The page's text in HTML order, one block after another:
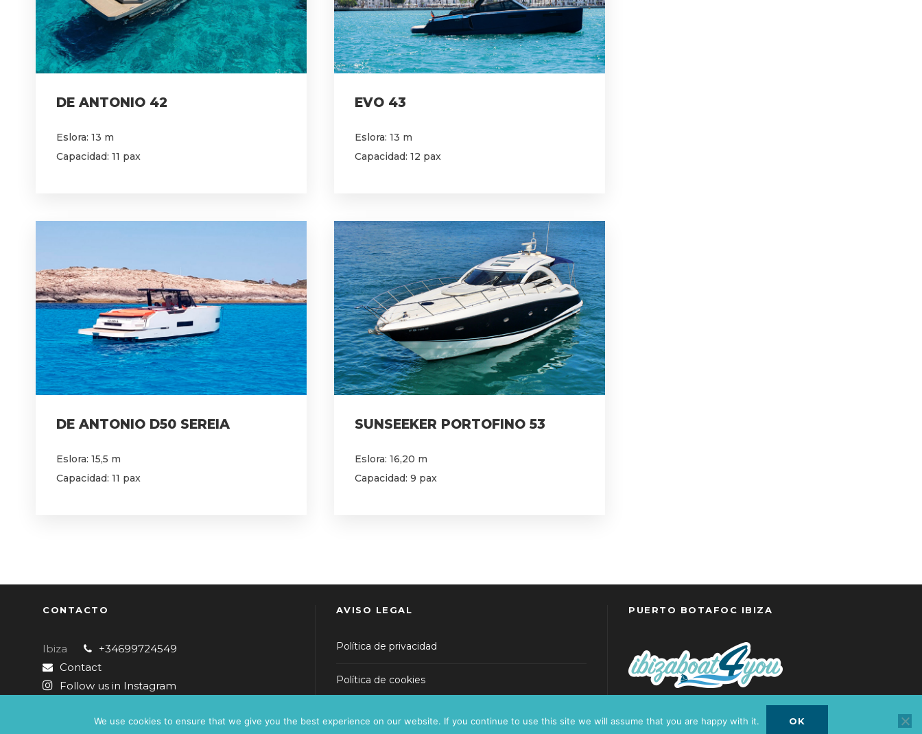
DE ANTONIO 42
Eslora: 13 m
Capacidad: 11 pax
EVO 43
Eslora: 13 m
Capacidad: 12 pax
DE ANTONIO D50 SEREIA
Eslora: 15,5 m
Capacidad: 11 pax
SUNSEEKER PORTOFINO 53
Eslora: 16,20 m
Capacidad: 9 pax
CONTACTO
Ibiza
+34699724549
Contact
Follow us in Instagram
2026 IBIZABOAT4YOU
AVISO LEGAL
Política de privacidad
Política de cookies
PUERTO BOTAFOC IBIZA
We use cookies to ensure that we give you the best experience on our website. If you continue to use this site we will assume that you are happy with it. OK